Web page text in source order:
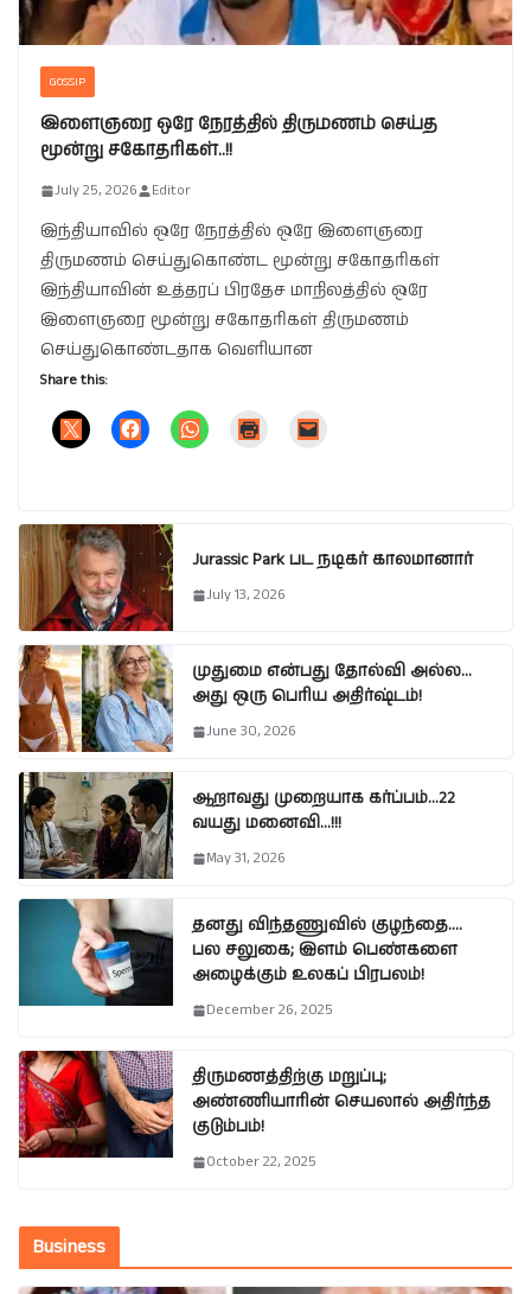
GOSSIP
இளைஞரை ஒரே நேரத்தில் திருமணம் செய்த
மூன்று சகோதரிகள்..!!
July 25, 2026 Editor
இந்தியாவில் ஒரே நேரத்தில் ஒரே இளைஞரை
திருமணம் செய்துகொண்ட மூன்று சகோதரிகள்
இந்தியாவின் உத்தரப் பிரதேச மாநிலத்தில் ஒரே
இளைஞரை மூன்று சகோதரிகள் திருமணம்
செய்துகொண்டதாக வெளியான
Share this:
Jurassic Park பட நடிகர் காலமானார்
July 13, 2026
முதுமை என்பது தோல்வி அல்ல…
அது ஒரு பெரிய அதிர்ஷ்டம்!
June 30, 2026
ஆறாவது முறையாக கர்ப்பம்…22
வயது மனைவி…!!!
May 31, 2026
தனது விந்தணுவில் குழந்தை….
பல சலுகை; இளம் பெண்களை
அழைக்கும் உலகப் பிரபலம்!
December 26, 2025
திருமணத்திற்கு மறுப்பு;
அண்ணியாரின் செயலால் அதிர்ந்த
குடும்பம்!
October 22, 2025
Business